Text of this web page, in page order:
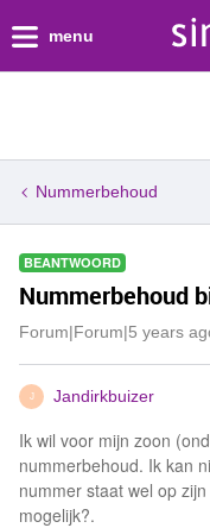
menu
Nummerbehoud
BEANTWOORD
Nummerbehoud
Forum|Forum|5 years
J Jandirkbuizer
Ik wil voor mijn zoon
nummerbehoud. Ik kan
nummer staat wel op
mogelijk?.